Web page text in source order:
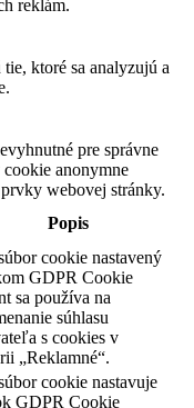
reklám.
ktoré sa analyzujú a
pre správne
anonymne
webovej stránky.
Popis
cookie nastavený
GDPR Cookie
sa používa na
súhlasu
s cookies v
„Reklamné“.
cookie nastavuje
GDPR Cookie